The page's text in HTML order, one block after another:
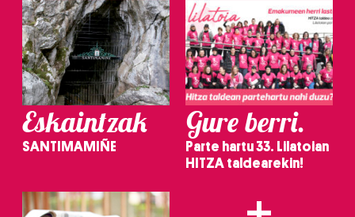
Eskaintzak
SANTIMAMIÑE
Gure berri.
Parte hartu 33. Lilatoian
HITZA taldearekin!